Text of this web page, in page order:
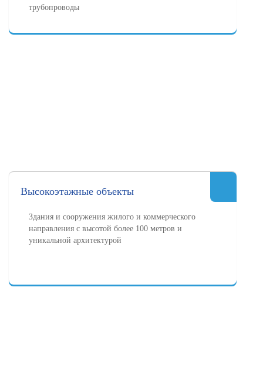
трубопроводы
Высокоэтажные объекты
Здания и сооружения жилого и коммерческого
направления с высотой более 100 метров и
уникальной архитектурой